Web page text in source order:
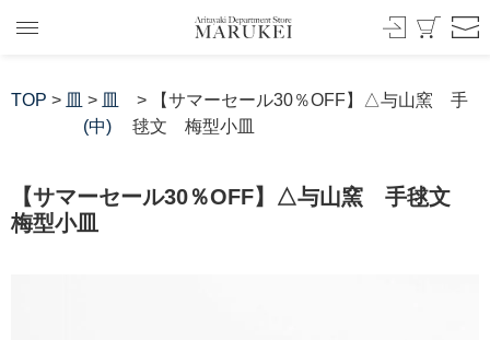
TOP > 皿 > 皿
(中)
> 【サマーセール30％OFF】△与山窯 手
毬文 梅型小皿
【サマーセール30％OFF】△与山窯 手毬文
梅型小皿